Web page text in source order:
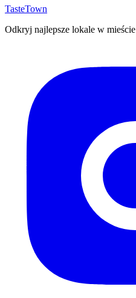
TasteTown
Odkryj najlepsze lokale w mieście